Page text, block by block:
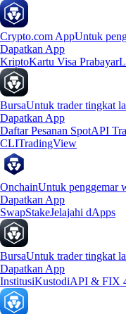
Crypto.com AppUntuk
Dapatkan App
KriptoKartu Visa Prabayar
BursaUntuk trader tingkat
Dapatkan App
Daftar Pesanan SpotAPI
CLITradingView
OnchainUntuk penggemar
Dapatkan App
SwapStakeJelajahi dApps
BursaUntuk trader tingkat
Dapatkan App
InstitusiKustodiAPI & FIX